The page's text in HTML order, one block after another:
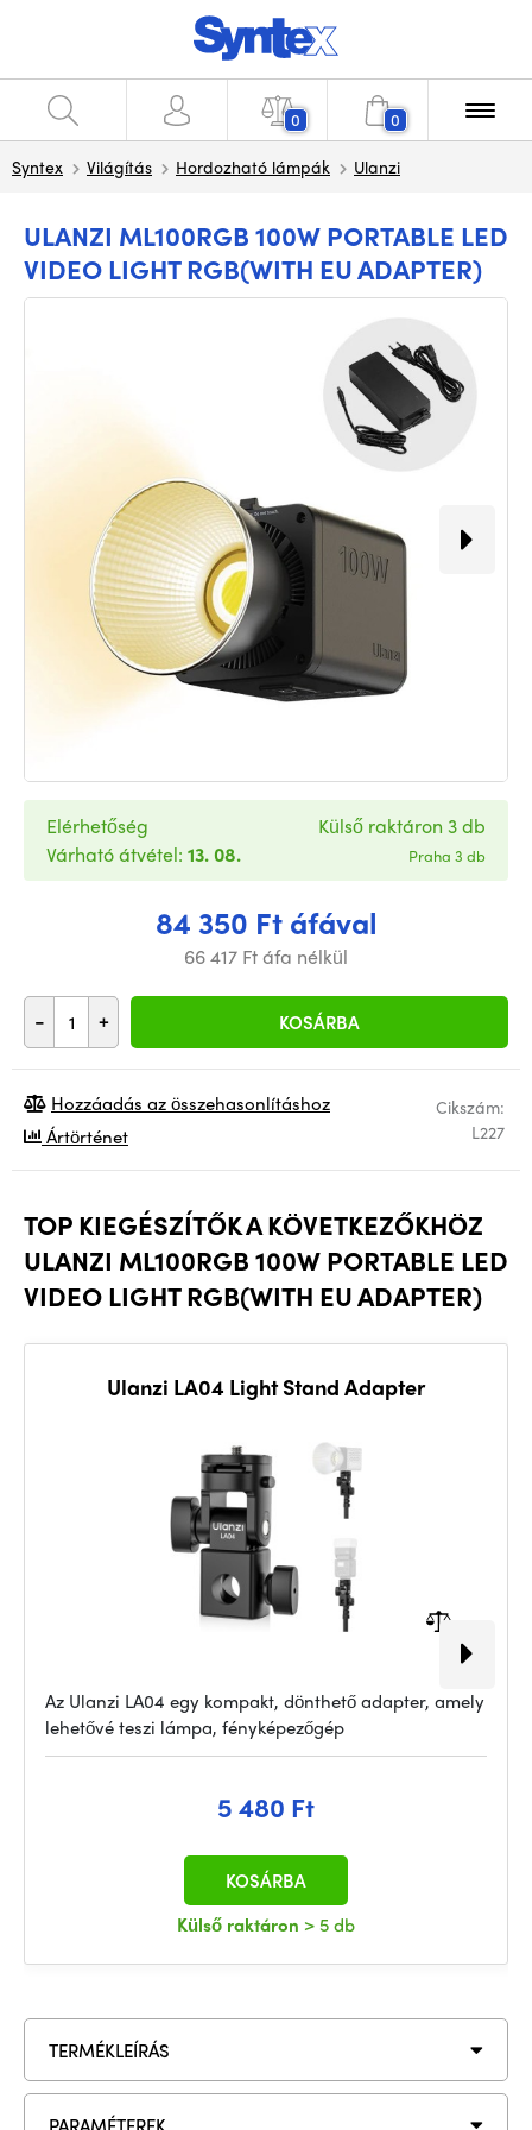
0 0
Syntex Világítás Hordozható lámpák Ulanzi
ULANZI ML100RGB 100W PORTABLE LED
VIDEO LIGHT RGB(WITH EU ADAPTER)
84 350 Ft áfával
66 417 Ft áfa nélkül
- + KOSÁRBA
Elérhetőség
Várható átvétel: 13. 08.
Külső raktáron 3 db
Praha 3 db
Cikszám:
L227
Hozzáadás az összehasonlításhoz
Ártörténet
TOP KIEGÉSZÍTŐK A KÖVETKEZŐKHÖZ
ULANZI ML100RGB 100W PORTABLE LED
VIDEO LIGHT RGB(WITH EU ADAPTER)
Ulanzi LA04 Light Stand Adapter
Az Ulanzi LA04 egy kompakt, dönthető adapter, amely
lehetővé teszi lámpa, fényképezőgép
5 480 Ft
Külső raktáron > 5 db
KOSÁRBA
TERMÉKLEÍRÁS
PARAMÉTEREK